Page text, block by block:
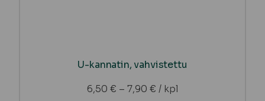
U-kannatin, vahvistettu
6,50 € – 7,90 € / kpl